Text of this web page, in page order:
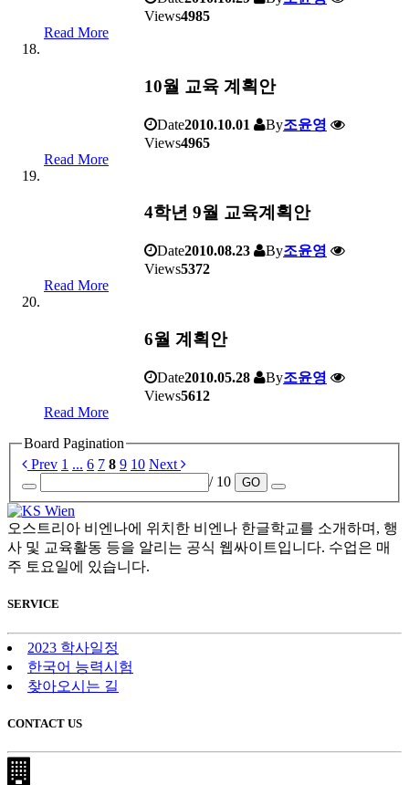
Views4985
Read More
10월 교육 계획안
Date2010.10.01 By조윤영
Views4965
Read More
4학년 9월 교육계획안
Date2010.08.23 By조윤영
Views5372
Read More
6월 계획안
Date2010.05.28 By조윤영
Views5612
Read More
Board Pagination
Prev 1 ... 6 7 8 9 10 Next
/ 10
GO
오스트리아 비엔나에 위치한 비엔나 한글학교를 소개하며, 행
사 및 교육활동 등을 알리는 공식 웹싸이트입니다. 수업은 매
주 토요일에 있습니다.
SERVICE
2023 학사일정
한국어 능력시험
찾아오시는 길
CONTACT US